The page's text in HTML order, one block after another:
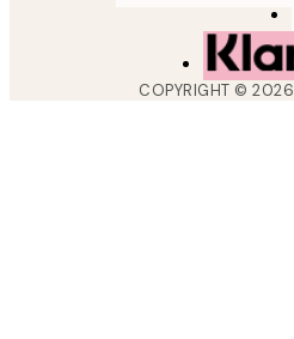
COPYRIGHT ©2026